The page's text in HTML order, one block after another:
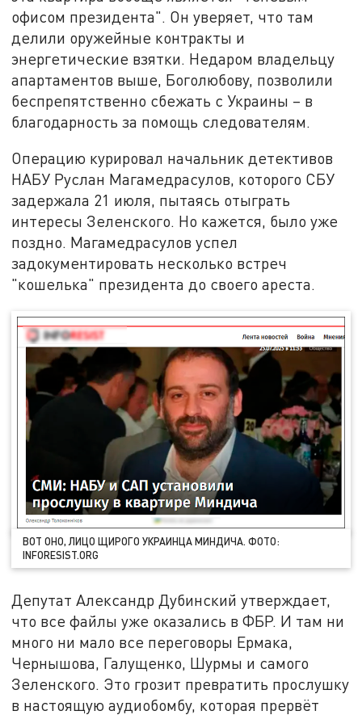
офисом президента". Он уверяет, что там
делили оружейные контракты и
энергетические взятки. Недаром владельцу
апартаментов выше, Боголюбову, позволили
беспрепятственно сбежать с Украины – в
благодарность за помощь следователям.
Операцию курировал начальник детективов
НАБУ Руслан Магамедрасулов, которого СБУ
задержала 21 июля, пытаясь отыграть
интересы Зеленского. Но кажется, было уже
поздно. Магамедрасулов успел
задокументировать несколько встреч
"кошелька" президента до своего ареста.
ВОТ ОНО, ЛИЦО ЩИРОГО УКРАИНЦА МИНДИЧА. ФОТО:
INFORESIST.ORG
Депутат Александр Дубинский утверждает,
что все файлы уже оказались в ФБР. И там ни
много ни мало все переговоры Ермака,
Чернышова, Галущенко, Шурмы и самого
Зеленского. Это грозит превратить прослушку
в настоящую аудиобомбу, которая прервёт